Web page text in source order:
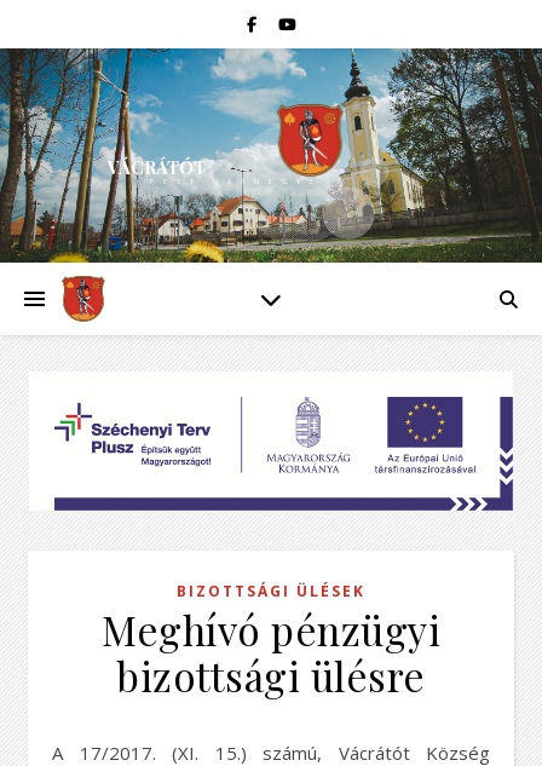
VÁCRÁTÓT
PEST VÁRMEGYE
BIZOTTSÁGI ÜLÉSEK
Meghívó pénzügyi
bizottsági ülésre
A 17/2017. (XI. 15.) számú, Vácrátót Község